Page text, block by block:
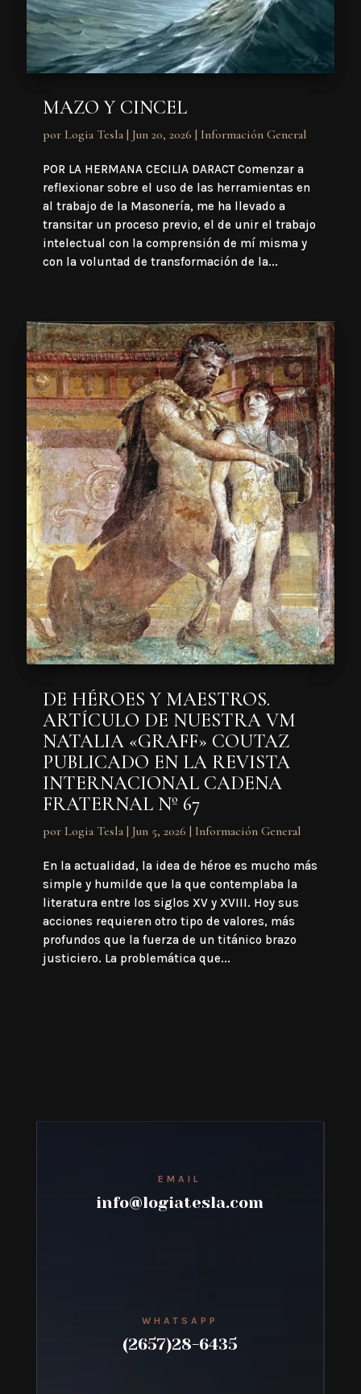
MAZO Y CINCEL
por Logia Tesla| Jun 20, 2026 | Información General
POR LA HERMANA CECILIA DARACT Comenzar a
reflexionar sobre el uso de las herramientas en
al trabajo de la Masonería, me ha llevado a
transitar un proceso previo, el de unir el trabajo
intelectual con la comprensión de mí misma y
con la voluntad de transformación de la...
DE HÉROES Y MAESTROS.
ARTÍCULO DE NUESTRA VM
NATALIA «GRAFF» COUTAZ
PUBLICADO EN LA REVISTA
INTERNACIONAL CADENA
FRATERNAL Nº 67
por Logia Tesla| Jun 5, 2026 | Información General
En la actualidad, la idea de héroe es mucho más
simple y humilde que la que contemplaba la
literatura entre los siglos XV y XVIII. Hoy sus
acciones requieren otro tipo de valores, más
profundos que la fuerza de un titánico brazo
justiciero. La problemática que...
EMAIL
info@logiatesla.com
WHATSAPP
(2657)28-6435